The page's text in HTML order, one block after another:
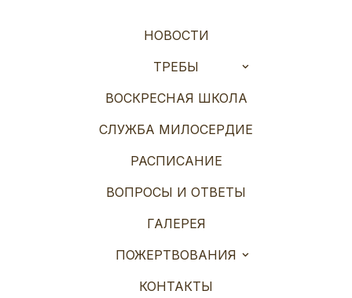
НОВОСТИ
ТРЕБЫ
ВОСКРЕСНАЯ ШКОЛА
СЛУЖБА МИЛОСЕРДИЕ
РАСПИСАНИЕ
ВОПРОСЫ И ОТВЕТЫ
ГАЛЕРЕЯ
ПОЖЕРТВОВАНИЯ
КОНТАКТЫ